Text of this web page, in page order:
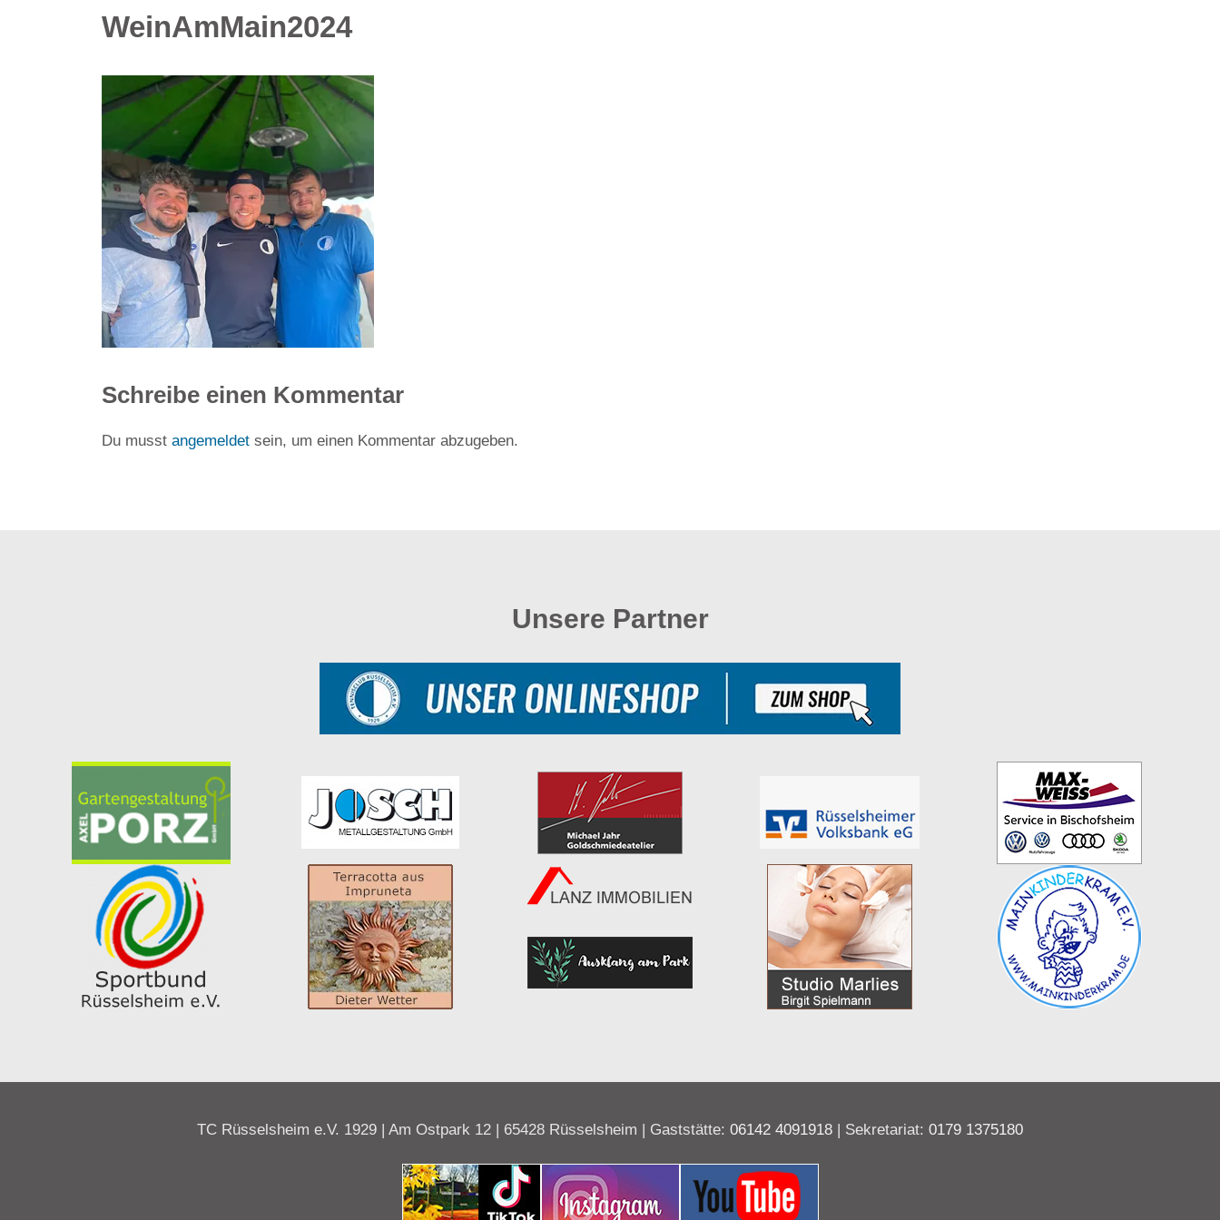
WeinAmMain2024
Schreibe einen Kommentar
Du musst angemeldet sein, um einen Kommentar abzugeben.
Unsere Partner
TC Rüsselsheim e.V. 1929 | Am Ostpark 12 | 65428 Rüsselsheim | Gaststätte: 06142 4091918 | Sekretariat: 0179 1375180